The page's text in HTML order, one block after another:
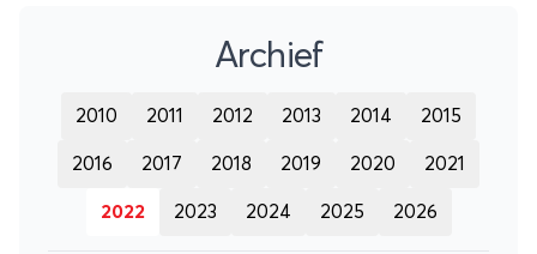
Archief
2010 2011 2012 2013 2014 2015
2016 2017 2018 2019 2020 2021
2022 2023 2024 2025 2026